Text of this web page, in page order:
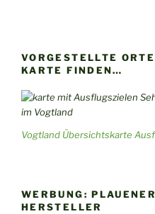
VORGESTELLTE
KARTE FINDEN…
Vogtland Übersichtskarte
WERBUNG:
HERSTELLER